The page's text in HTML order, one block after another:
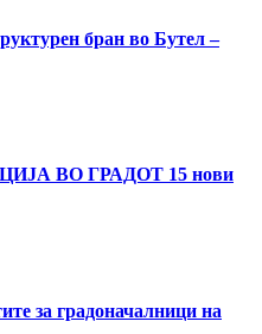
бран во Бутел –
ВО ГРАДОТ 15 нови
за градоначалници на